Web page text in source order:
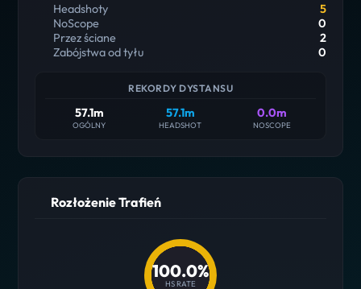
Headshoty
5
NoScope
0
Przez ściane
2
Zabójstwa od tyłu
0
REKORDY DYSTANSU
57.1m
OGÓLNY
57.1m
HEADSHOT
0.0m
NOSCOPE
Rozłożenie Trafień
100.0%
HS RATE